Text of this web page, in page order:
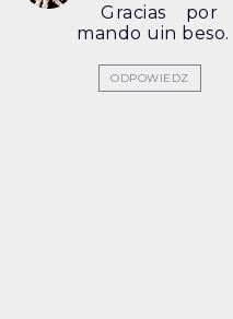
Gracias por
mando uin beso.
ODPOWIEDZ